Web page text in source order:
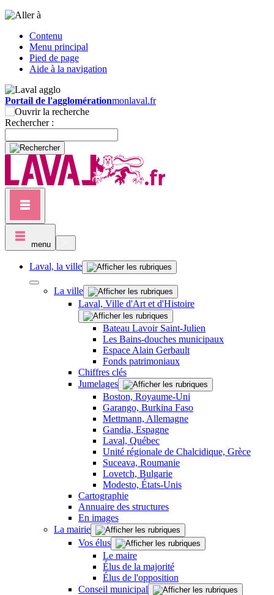
Contenu
Menu principal
Pied de page
Aide à la navigation
Portail de l'agglomérationmonlaval.fr
Rechercher :
menu
Laval, la ville
La ville
Laval, Ville d'Art et d'Histoire
Bateau Lavoir Saint-Julien
Les Bains-douches municipaux
Espace Alain Gerbault
Fonds patrimoniaux
Chiffres clés
Jumelages
Boston, Royaume-Uni
Garango, Burkina Faso
Mettmann, Allemagne
Gandia, Espagne
Laval, Québec
Unité régionale de Chalcidique, Grèce
Suceava, Roumanie
Lovetch, Bulgarie
Modesto, États-Unis
Cartographie
Annuaire des structures
En images
La mairie
Vos élus
Le maire
Élus de la majorité
Élus de l'opposition
Conseil municipal